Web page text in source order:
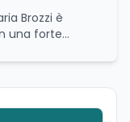
Brozzi è
una forte
e in